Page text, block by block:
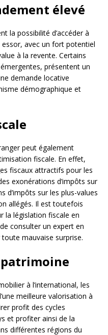
élevé
la possibilité d’accéder à
avec un fort potentiel
à la revente. Certains
présentent un
demande locative
démographique et
peut également
fiscale. En effet,
fiscaux attractifs pour les
exonérations d’impôts sur
d’impôts sur les plus-values
allégés. Il est toutefois
la législation fiscale en
consulter un expert en
mauvaise surprise.
à l’international, les
meilleure valorisation à
profit des cycles
et profiter ainsi de la
différentes régions du